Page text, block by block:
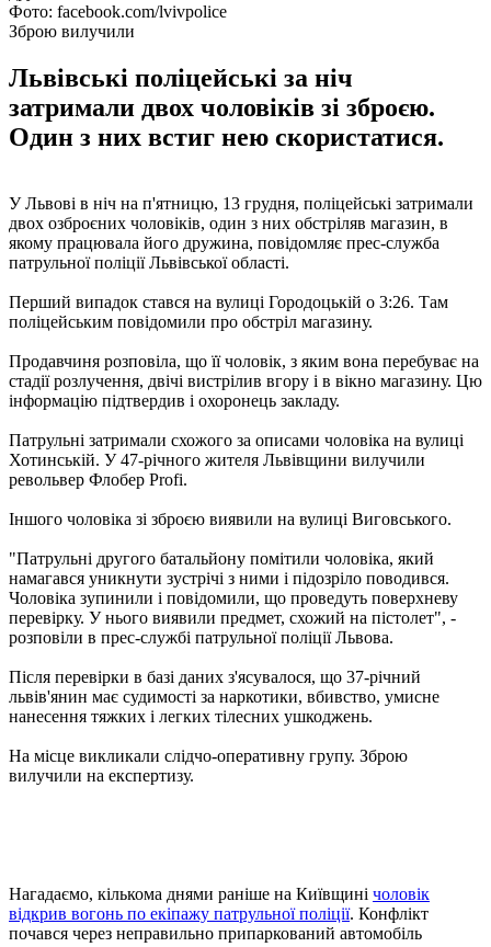
Фото: facebook.com/lvivpolice
Зброю вилучили
Львівські поліцейські за ніч
затримали двох чоловіків зі зброєю.
Один з них встиг нею скористатися.
У Львові в ніч на п'ятницю, 13 грудня, поліцейські затримали
двох озброєних чоловіків, один з них обстріляв магазин, в
якому працювала його дружина, повідомляє прес-служба
патрульної поліції Львівської області.
Перший випадок стався на вулиці Городоцькій о 3:26. Там
поліцейським повідомили про обстріл магазину.
Продавчиня розповіла, що її чоловік, з яким вона перебуває на
стадії розлучення, двічі вистрілив вгору і в вікно магазину. Цю
інформацію підтвердив і охоронець закладу.
Патрульні затримали схожого за описами чоловіка на вулиці
Хотинській. У 47-річного жителя Львівщини вилучили
револьвер Флобер Profi.
Іншого чоловіка зі зброєю виявили на вулиці Виговського.
"Патрульні другого батальйону помітили чоловіка, який
намагався уникнути зустрічі з ними і підозріло поводився.
Чоловіка зупинили і повідомили, що проведуть поверхневу
перевірку. У нього виявили предмет, схожий на пістолет", -
розповіли в прес-службі патрульної поліції Львова.
Після перевірки в базі даних з'ясувалося, що 37-річний
львів'янин має судимості за наркотики, вбивство, умисне
нанесення тяжких і легких тілесних ушкоджень.
На місце викликали слідчо-оперативну групу. Зброю
вилучили на експертизу.
Нагадаємо, кількома днями раніше на Київщині чоловік
відкрив вогонь по екіпажу патрульної поліції. Конфлікт
почався через неправильно припаркований автомобіль